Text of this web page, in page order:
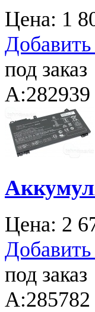
Цена: 1
под заказ
A:282939
Цена: 2
под заказ
A:285782